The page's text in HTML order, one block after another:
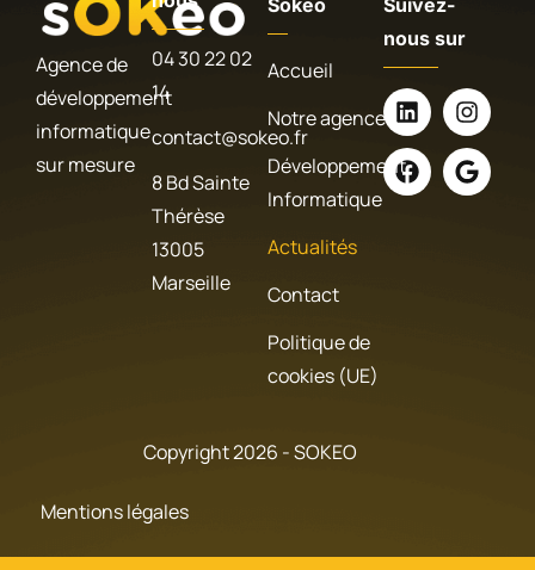
Agence de
développement
informatique
sur mesure
04 30 22 02
14
contact@sokeo.fr
8 Bd Sainte
Thérèse
13005
Marseille
Accueil
Notre agence
Développement
Informatique
Actualités
Contact
Politique de
cookies (UE)
nous sur
Copyright 2026 - SOKEO
Mentions légales